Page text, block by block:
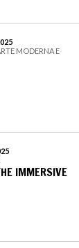
MODERNA E
IMMERSIVE